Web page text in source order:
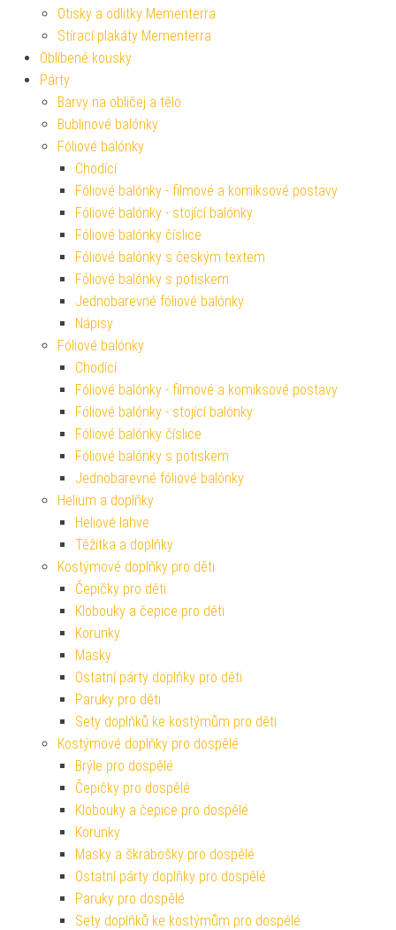
Otisky a odlitky Mementerra
Stírací plakáty Mementerra
Oblíbené kousky
Párty
Barvy na obličej a tělo
Bublinové balónky
Fóliové balónky
Chodící
Fóliové balónky - filmové a komiksové postavy
Fóliové balónky - stojící balónky
Fóliové balónky číslice
Fóliové balónky s českým textem
Fóliové balónky s potiskem
Jednobarevné fóliové balónky
Nápisy
Fóliové balónky
Chodící
Fóliové balónky - filmové a komiksové postavy
Fóliové balónky - stojící balónky
Fóliové balónky číslice
Fóliové balónky s potiskem
Jednobarevné fóliové balónky
Helium a doplňky
Heliové lahve
Těžítka a doplňky
Kostýmové doplňky pro děti
Čepičky pro děti
Klobouky a čepice pro děti
Korunky
Masky
Ostatní párty doplňky pro děti
Paruky pro děti
Sety doplňků ke kostýmům pro děti
Kostýmové doplňky pro dospělé
Brýle pro dospělé
Čepičky pro dospělé
Klobouky a čepice pro dospělé
Korunky
Masky a škrabošky pro dospělé
Ostatní párty doplňky pro dospělé
Paruky pro dospělé
Sety doplňků ke kostýmům pro dospělé